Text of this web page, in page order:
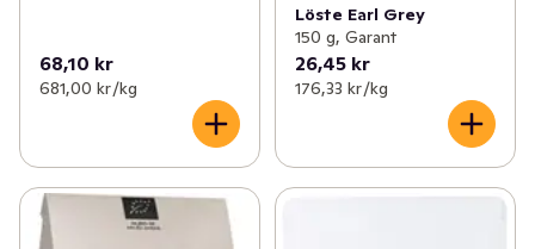
68,10 kr
681,00 kr /kg
Löste Earl Grey
150 g, Garant
26,45 kr
176,33 kr /kg